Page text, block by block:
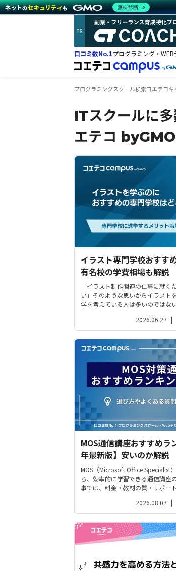
口コミ数No.1プログラミング・
プログラミングスクール検索コエテコキ
ITスクールに
エテコ
イラスト専門学校おすす
有名校の学費相場も解説
「イラスト制作関連の仕事に就く
い」そのような思いからイラスト
学を考えている人は多いのではな
のでしょうか。 今回は、イラス
進学するメリットを解説するとと...
2026.06.27 |
MOS通信講座おすすめラ
年最新版】安いのか解説
MOS（Microsoft Office Specialist
ら、効率的に学習できる通信講座
事では、料金・教材の質・サポー
す。 あなたに最適な通信講座を見
2026.08.07 |
無料診断